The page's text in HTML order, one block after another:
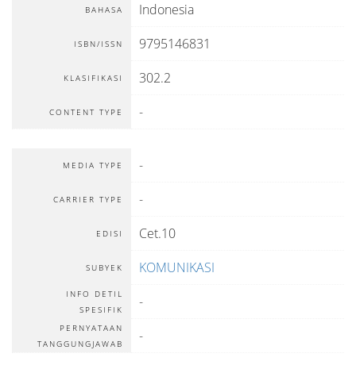
BAHASA Indonesia
ISBN/ISSN 9795146831
KLASIFIKASI 302.2
CONTENT TYPE -
MEDIA TYPE -
CARRIER TYPE -
EDISI Cet.10
SUBYEK KOMUNIKASI
INFO DETIL
SPESIFIK
-
PERNYATAAN
TANGGUNGJAWAB
-